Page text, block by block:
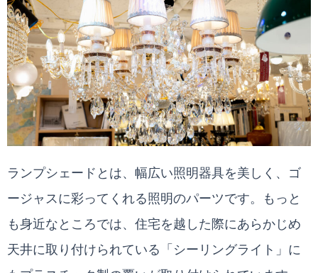
ランプシェードとは、幅広い照明器具を美しく、ゴ
ージャスに彩ってくれる照明のパーツです。もっと
も身近なところでは、住宅を越した際にあらかじめ
天井に取り付けられている「シーリングライト」に